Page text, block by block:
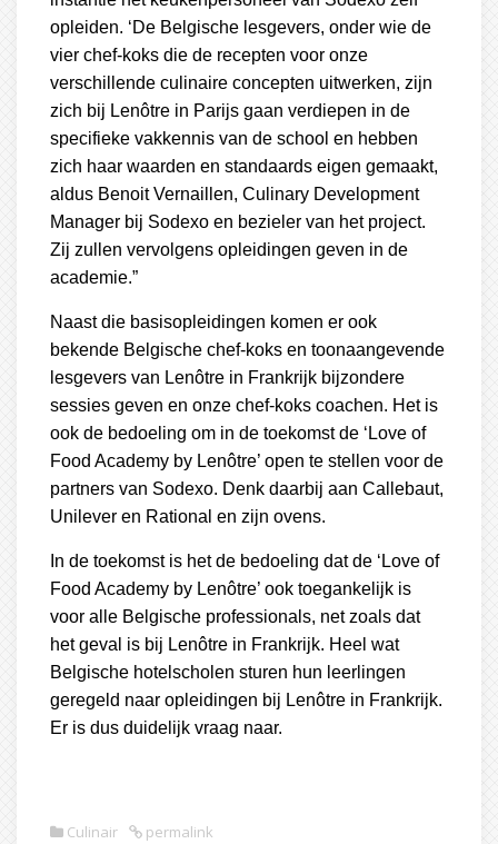
opleiden. ‘De Belgische lesgevers, onder wie de
vier chef-koks die de recepten voor onze
verschillende culinaire concepten uitwerken, zijn
zich bij Lenôtre in Parijs gaan verdiepen in de
specifieke vakkennis van de school en hebben
zich haar waarden en standaards eigen gemaakt,
aldus Benoit Vernaillen, Culinary Development
Manager bij Sodexo en bezieler van het project.
Zij zullen vervolgens opleidingen geven in de
academie.”
Naast die basisopleidingen komen er ook
bekende Belgische chef-koks en toonaangevende
lesgevers van Lenôtre in Frankrijk bijzondere
sessies geven en onze chef-koks coachen. Het is
ook de bedoeling om in de toekomst de ‘Love of
Food Academy by Lenôtre’ open te stellen voor de
partners van Sodexo. Denk daarbij aan Callebaut,
Unilever en Rational en zijn ovens.
In de toekomst is het de bedoeling dat de ‘Love of
Food Academy by Lenôtre’ ook toegankelijk is
voor alle Belgische professionals, net zoals dat
het geval is bij Lenôtre in Frankrijk. Heel wat
Belgische hotelscholen sturen hun leerlingen
geregeld naar opleidingen bij Lenôtre in Frankrijk.
Er is dus duidelijk vraag naar.
Culinair permalink